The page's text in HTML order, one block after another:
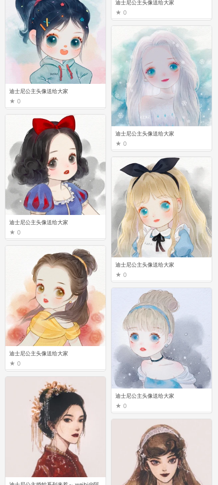
迪士尼公主头像送给大家
0
迪士尼公主头像送给大家
0
迪士尼公主头像送给大家
0
迪士尼公主头像送给大家
0
迪士尼公主头像送给大家
0
迪士尼公主头像送给大家
0
迪士尼公主头像送给大家
0